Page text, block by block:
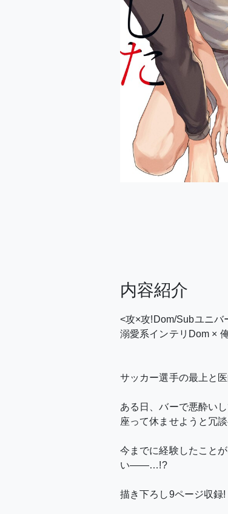
内容紹介
<攻×攻!Dom/Subユニバ
溺愛系インテリDom ×
サッカー選手の最上と
ある日、バーで悪酔い
座って休ませようと冗
今までに経験したこと
い――…!?
描き下ろし9ページ収録!